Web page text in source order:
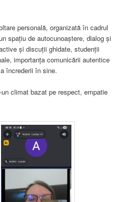
personală, organizată în cadrul
spațiu de autocunoaștere, dialog și
și discuții ghidate, studenții
importanța comunicării autentice
încrederii în sine.
climat bazat pe respect, empatie